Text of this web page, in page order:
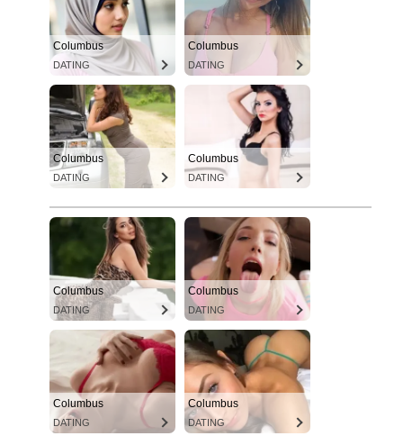
Columbus
DATING
Columbus
DATING
Columbus
DATING
Columbus
DATING
Columbus
DATING
Columbus
DATING
Columbus
DATING
Columbus
DATING